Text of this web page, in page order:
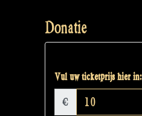
Donatie
Vul uw ticketprijs hier in:
€